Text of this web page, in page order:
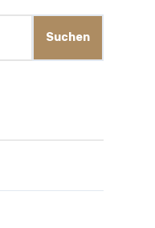
Suchen